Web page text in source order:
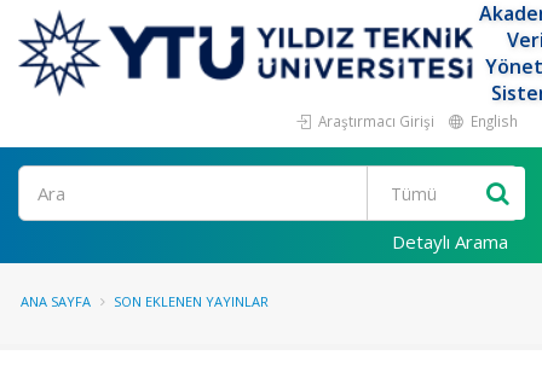
Araştırmacı Girişi English
Ara
Detaylı Arama
ANA SAYFA SON EKLENEN YAYINLAR